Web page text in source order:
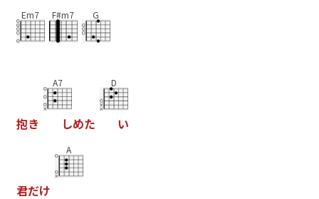
Em7 F#m7 G
抱き
A7
しめた
D
い
君だけ
A